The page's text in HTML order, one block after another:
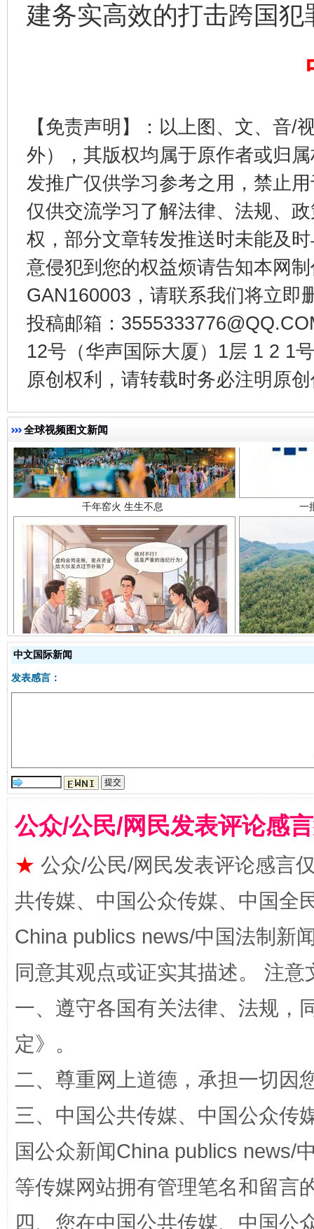
建务实高效的打击跨国犯
【免责声明】：以上图、文、音/
外），其版权均属于原作者或归
发推广仅供学习参考之用，禁止
仅供交流学习了解法律、法规、
权，部分文章转发推送时未能及
意侵犯到您的权益烦请告知本网
GAN160003，请联系我们将立即
投稿邮箱：
12号（华声国际大厦）1层 1 2 1
原创权利，请转载时务必注明原
全球视频图文新闻
东山县通报“牛蛙产品抗生素超标问题” 法
千年窑火 生生不息
揭开“小金库”的免责幌子
受贿1.44亿！段成刚被判无期 从幼
全民健身五年计划来了！等你上场
中文国际新闻
发表感言：
公众/公民/网民发表评论感
★ 公众/公民/网民发表评论感言
共传媒、中国公众传媒、中国全
China publics news/中国法制新
同意其观点或证实其描述。 注
一、遵守各国有关法律、法规，
定》。
二、尊重网上道德，承担一切因
三、中国公共传媒、中国公众传
国公众新闻China publics news/
等传媒网站拥有管理笔名和留言
四、您在中国公共传媒、中国公